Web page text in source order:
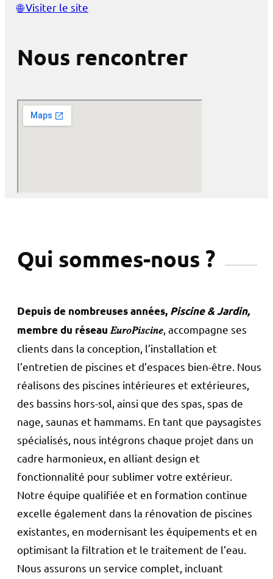
🌐Visiter le site
Nous rencontrer
Qui sommes-nous ?
Depuis de nombreuses années, Piscine & Jardin,
membre du réseau 𝐸𝑢𝑟𝑜𝑃𝑖𝑠𝑐𝑖𝑛𝑒 , accompagne ses
clients dans la conception, l’installation et
l’entretien de piscines et d’espaces bien-être. Nous
réalisons des piscines intérieures et extérieures,
des bassins hors-sol, ainsi que des spas, spas de
nage, saunas et hammams. En tant que paysagistes
spécialisés, nous intégrons chaque projet dans un
cadre harmonieux, en alliant design et
fonctionnalité pour sublimer votre extérieur.
Notre équipe qualifiée et en formation continue
excelle également dans la rénovation de piscines
existantes, en modernisant les équipements et en
optimisant la filtration et le traitement de l’eau.
Nous assurons un service complet, incluant